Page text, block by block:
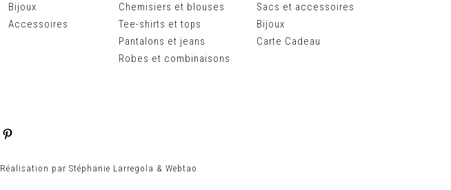
Bijoux
Accessoires
Chemisiers et blouses
Tee-shirts et tops
Pantalons et jeans
Robes et combinaisons
Sacs et accessoires
Bijoux
Carte Cadeau
Réalisation par Stéphanie Larregola & Webtao